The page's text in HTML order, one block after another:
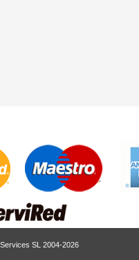
SL 2004-2026